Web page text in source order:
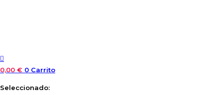
0,00 € 0 Carrito
Seleccionado: